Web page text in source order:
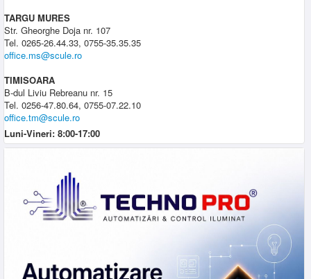
TARGU MURES
Str. Gheorghe Doja nr. 107
Tel. 0265-26.44.33, 0755-35.35.35
office.ms@scule.ro
TIMISOARA
B-dul Liviu Rebreanu nr. 15
Tel. 0256-47.80.64, 0755-07.22.10
office.tm@scule.ro
Luni-Vineri: 8:00-17:00